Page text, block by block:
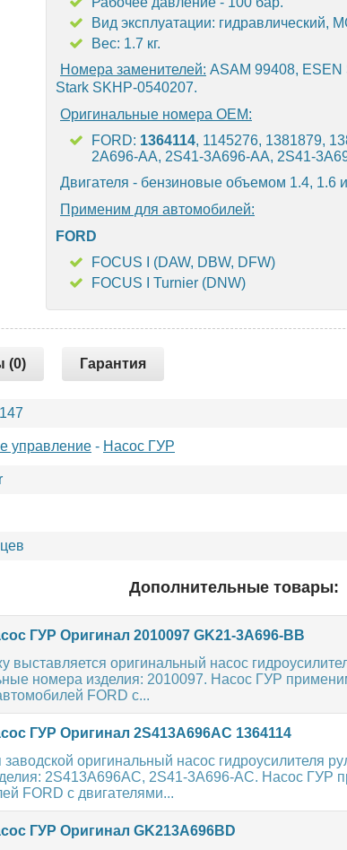
Вид эксплуатации: гидравлический,
Вес: 1.7 кг.
Номера заменителей: ASAM 99408,
Stark SKHP-0540207.
Оригинальные номера OEM:
FORD: 1364114, 1145276, 1381879,
2A696-AA, 2S41-3A696-AA, 2S41-
Двигателя - бензиновые объемом 1.4, 1.6
Применим для автомобилей:
FORD
FOCUS I (DAW, DBW, DFW)
FOCUS I Turnier (DNW)
(0) Гарантия
управление - Насос ГУР
Дополнительные товары:
ГУР Оригинал 2010097 GK21-3A696-BB
выставляется оригинальный насос
номера изделия: 2010097. Насос ГУР
FORD с...
ГУР Оригинал 2S413A696AC 1364114
заводской оригинальный насос гидроусилителя
2S413A696AC, 2S41-3A696-AC. Насос ГУР
FORD с двигателями...
ГУР Оригинал GK213A696BD